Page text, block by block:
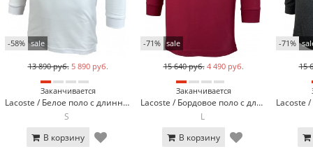
-58% sale
13 890 руб. 5 890 руб.
Заканчивается
Lacoste / Белое поло с длинным рукавом Lacoste L2708-3
S
В корзину
-71% sale
15 640 руб. 4 490 руб.
Заканчивается
Lacoste / Бордовое поло с длинным рукавом Lacoste L600-8
L
В корзину
-71%
15